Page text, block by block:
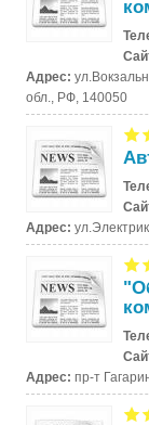
Адрес:
обл., РФ, 140050
Адрес:
Адрес:пр-т